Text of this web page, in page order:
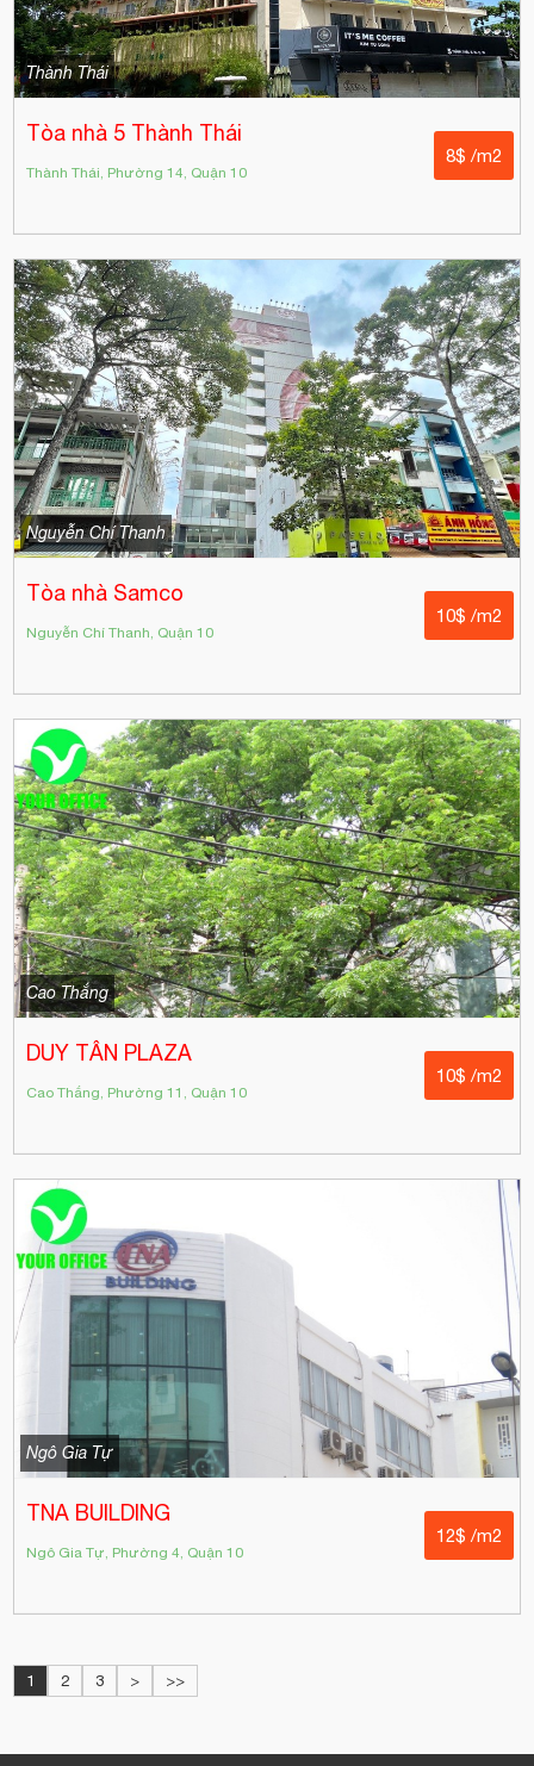
Thành Thái
Tòa nhà 5 Thành Thái
Thành Thái, Phường 14, Quận 10
8$ /m2
Nguyễn Chí Thanh
Tòa nhà Samco
Nguyễn Chí Thanh, Quận 10
10$ /m2
Cao Thắng
DUY TÂN PLAZA
Cao Thắng, Phường 11, Quận 10
10$ /m2
Ngô Gia Tự
TNA BUILDING
Ngô Gia Tự, Phường 4, Quận 10
12$ /m2
1 2 3 > >>